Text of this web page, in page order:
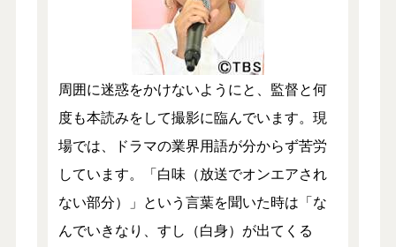
周囲に迷惑をかけないようにと、監督と何
度も本読みをして撮影に臨んでいます。現
場では、ドラマの業界用語が分からず苦労
しています。「白味（放送でオンエアされ
ない部分）」という言葉を聞いた時は「な
んでいきなり、すし（白身）が出てくる